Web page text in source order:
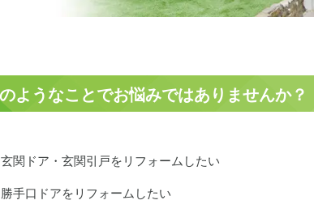
ようなことでお悩みではありませんか？
玄関ドア・玄関引戸をリフォームしたい
勝手口ドアをリフォームしたい